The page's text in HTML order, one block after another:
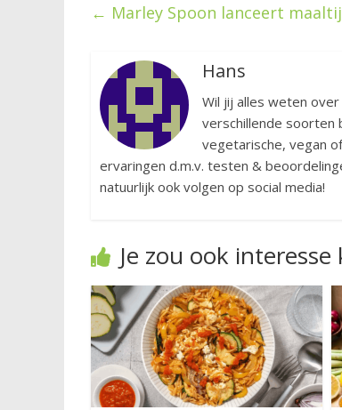
← Marley Spoon lanceert
Hans
Wil jij alles weten
verschillende soorten
vegetarische, vegan
ervaringen d.m.v. testen &
natuurlijk ook volgen op social media!
Je zou ook